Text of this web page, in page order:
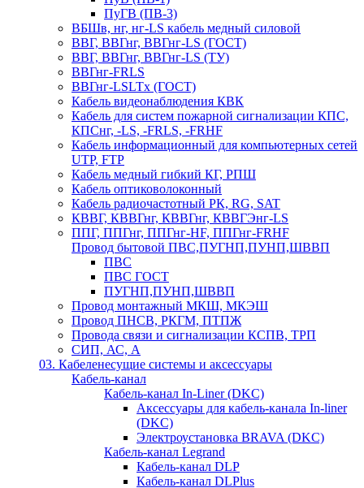
ПуГВ (ПВ-3)
ВБШв, нг, нг-LS кабель медный силовой
ВВГ, ВВГнг, ВВГнг-LS (ГОСТ)
ВВГ, ВВГнг, ВВГнг-LS (ТУ)
ВВГнг-FRLS
ВВГнг-LSLTx (ГОСТ)
Кабель видеонаблюдения КВК
Кабель для систем пожарной сигнализации КПС,
КПСнг, -LS, -FRLS, -FRHF
Кабель информационный для компьютерных сетей
UTP, FTP
Кабель медный гибкий КГ, РПШ
Кабель оптиковолоконный
Кабель радиочастотный РК, RG, SAT
КВВГ, КВВГнг, КВВГнг, КВВГЭнг-LS
ППГ, ППГнг, ППГнг-HF, ППГнг-FRHF
Провод бытовой ПВС,ПУГНП,ПУНП,ШВВП
ПВС
ПВС ГОСТ
ПУГНП,ПУНП,ШВВП
Провод монтажный МКШ, МКЭШ
Провод ПНСВ, РКГМ, ПТПЖ
Провода связи и сигнализации КСПВ, ТРП
СИП, АС, А
03. Кабеленесущие системы и аксессуары
Кабель-канал
Кабель-канал In-Liner (DKC)
Аксессуары для кабель-канала In-liner
(DKC)
Электроустановка BRAVA (DKC)
Кабель-канал Legrand
Кабель-канал DLP
Кабель-канал DLPlus